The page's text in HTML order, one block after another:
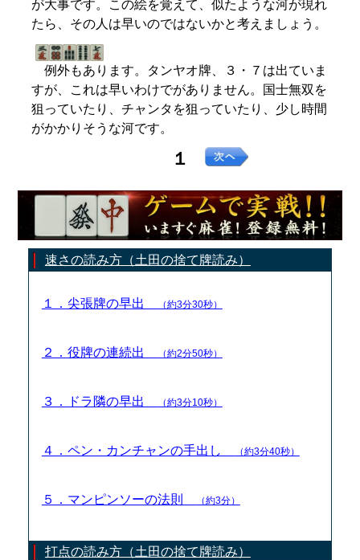
が大事です。この絵を覚えて、似たような河が現れ
たら、その人は早いのではないかと考えましょう。
例外もあります。タンヤオ牌、３・７は出ていま
すが、これは早いわけでがありません。国士無双を
狙っていたり、チャンタを狙っていたり、少し時間
がかかりそうな河です。
１
速さの読み方（土田の捨て牌読み）
１．尖張牌の早出 （約3分30秒）
２．役牌の連続出 （約2分50秒）
３．ドラ隣の早出 （約3分10秒）
４．ペン・カンチャンの手出し （約3分40秒）
５．マンピンソーの法則 （約3分）
打点の読み方（土田の捨て牌読み）